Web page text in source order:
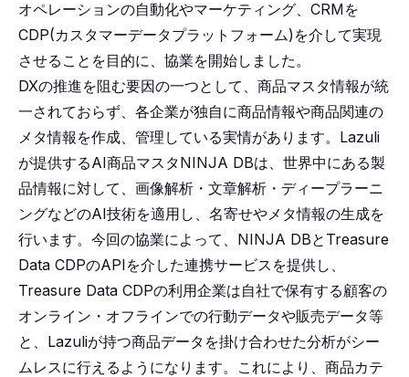
オペレーションの自動化やマーケティング、CRMを
CDP(カスタマーデータプラットフォーム)を介して実現
させることを目的に、協業を開始しました。
DXの推進を阻む要因の一つとして、商品マスタ情報が統
一されておらず、各企業が独自に商品情報や商品関連の
メタ情報を作成、管理している実情があります。Lazuli
が提供するAI商品マスタNINJA DBは、世界中にある製
品情報に対して、画像解析・文章解析・ディープラーニ
ングなどのAI技術を適用し、名寄せやメタ情報の生成を
行います。今回の協業によって、NINJA DBとTreasure
Data CDPのAPIを介した連携サービスを提供し、
Treasure Data CDPの利用企業は自社で保有する顧客の
オンライン・オフラインでの行動データや販売データ等
と、Lazuliが持つ商品データを掛け合わせた分析がシー
ムレスに行えるようになります。これにより、商品カテ